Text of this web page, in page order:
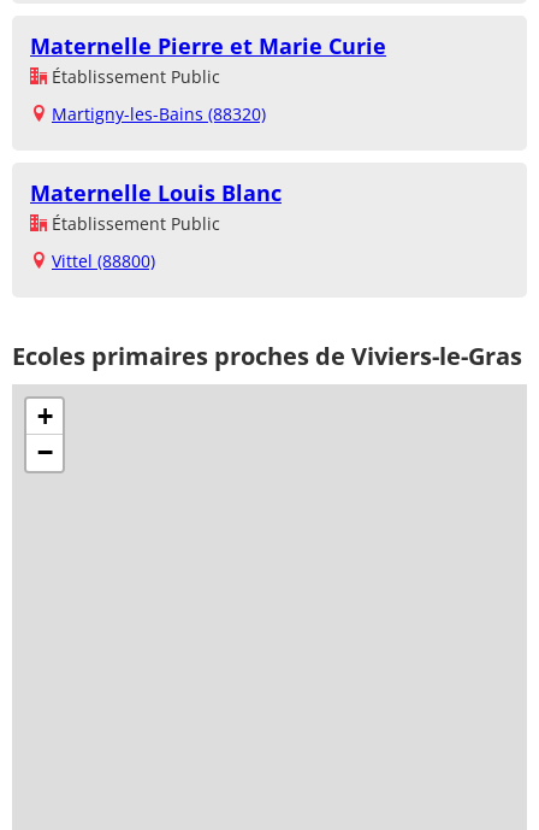
Maternelle Pierre et Marie Curie
Établissement Public
Martigny-les-Bains (88320)
Maternelle Louis Blanc
Établissement Public
Vittel (88800)
Ecoles primaires proches de Viviers-le-Gras
+
−